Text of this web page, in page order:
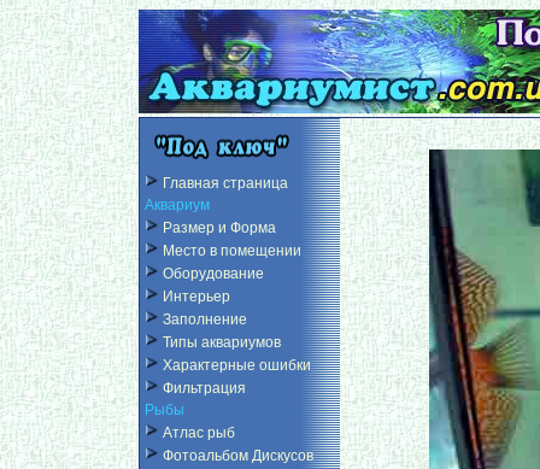
Главная страница
Аквариум
Размер и Форма
Место в помещении
Оборудование
Интерьер
Заполнение
Типы аквариумов
Характерные ошибки
Фильтрация
Рыбы
Атлас рыб
Фотоальбом Дискусов